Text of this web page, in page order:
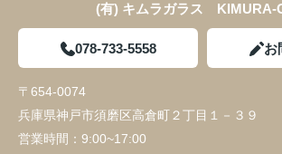
(有) キムラガラス
078-733-5558 お
〒654-0074
兵庫県神戸市須磨区高倉町２丁目１－３９
営業時間： 9:00~17:00